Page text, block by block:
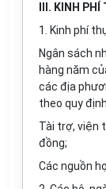
III. KINH
1. Kinh phí
Ngân sách
hàng năm
các địa
theo quy
Tài trợ, viện
đồng;
Các nguồn